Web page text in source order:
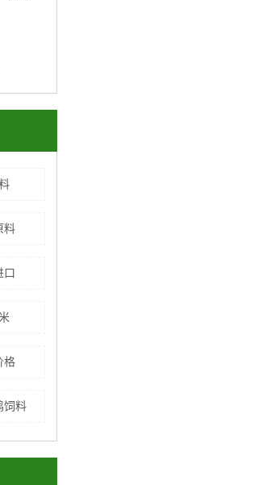
料
口
格
饲料